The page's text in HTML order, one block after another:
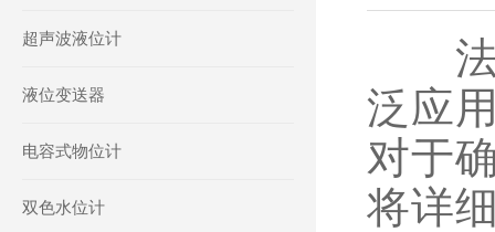
超声波液位计
液位变送器
电容式物位计
双色水位计
法
泛应
对于
将详